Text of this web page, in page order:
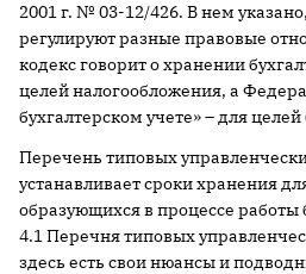
2001 г. № 03-12/426. В нем
регулируют разные правовые
кодекс говорит о хранении
целей налогообложения, а
бухгалтерском учете» – для целей
Перечень типовых
устанавливает сроки хранения
образующихся в процессе работы
4.1 Перечня типовых
здесь есть свои нюансы и